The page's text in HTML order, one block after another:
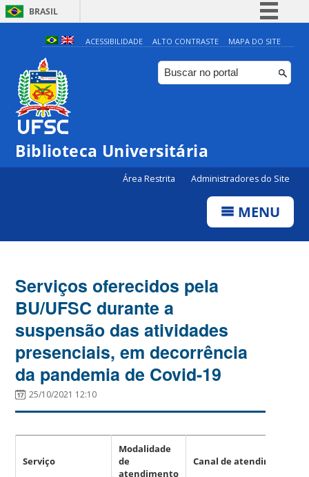
BRASIL
Simplifique!
Comunica BR
Participe
Canais
ACESSIBILIDADE ALTO CONTRASTE MAPA DO SITE
Biblioteca Universitária
Área Restrita Administradores do Site
MENU
Serviços oferecidos pela
BU/UFSC durante a
suspensão das atividades
presenciais, em decorrência
da pandemia de Covid-19
25/10/2021 12:10
Serviço
Modalidade
de
atendimento
Canal de atendimento